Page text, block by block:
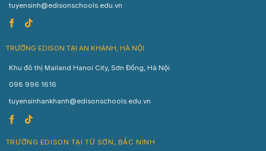
tuyensinh@edisonschools.edu.vn
TRƯỜNG EDISON TẠI AN KHÁNH, HÀ NỘI
Khu đô thị Mailand Hanoi City, Sơn Đồng, Hà Nội
098 996 1616
tuyensinhankhanh@edisonschools.edu.vn
TRƯỜNG EDISON TẠI TỪ SƠN, BẮC NINH